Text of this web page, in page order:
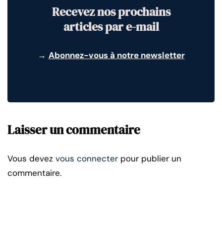
Recevez nos prochains
articles par e-mail
→ Abonnez-vous à notre newsletter
Laisser un commentaire
Vous devez vous connecter pour publier un
commentaire.